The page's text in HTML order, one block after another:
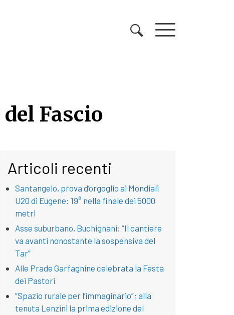
Fascio
Fascio
Articoli recenti
Santangelo, prova d’orgoglio ai Mondiali
U20 di Eugene: 19° nella finale dei 5000
metri
Asse suburbano, Buchignani: “Il cantiere
va avanti nonostante la sospensiva del
Tar”
Alle Prade Garfagnine celebrata la Festa
dei Pastori
“Spazio rurale per l’immaginario”; alla
tenuta Lenzini la prima edizione del